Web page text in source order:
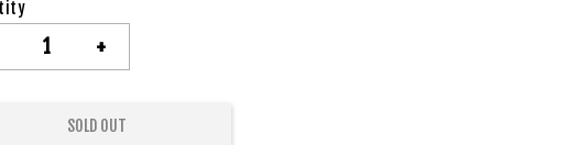
+
SOLD OUT